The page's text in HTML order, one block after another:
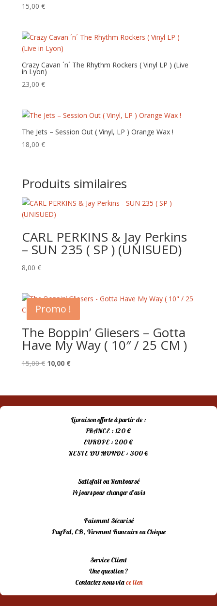
15,00 €
Crazy Cavan ´n´ The Rhythm Rockers ( Vinyl LP ) (Live
in Lyon)
23,00 €
The Jets – Session Out ( Vinyl, LP ) Orange Wax !
18,00 €
Produits similaires
CARL PERKINS & Jay Perkins
– SUN 235 ( SP ) (UNISUED)
8,00 €
Promo !
The Boppin’ Gliesers – Gotta
Have My Way ( 10″ / 25 CM )
15,00€ Le
était :
15,00 €.
10,00 €Le
est :
10,00 €.
Livraison offerte à partir de :
FRANCE : 120 €
EUROPE : 200 €
RESTE DU MONDE : 300 €
Satisfait ou Remboursé
14 jours pour changer d’avis
Paiement Sécurisé
PayPal, CB, Virement Bancaire ou Chèque
Service Client
Une question ?
Contactez-nous viace lien